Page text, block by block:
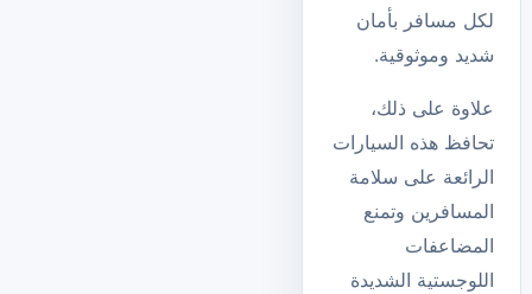
لكل مسافر بأمان
شديد وموثوقية.
علاوة على ذلك،
تحافظ هذه السيارات
الرائعة على سلامة
المسافرين وتمنع
المضاعفات
اللوجستية الشديدة